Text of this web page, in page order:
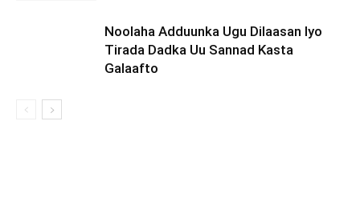
Noolaha Adduunka Ugu Dilaasan Iyo
Tirada Dadka Uu Sannad Kasta
Galaafto